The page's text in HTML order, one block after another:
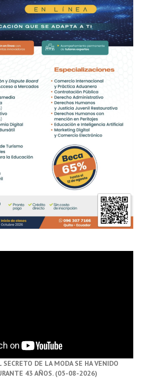
SECRETO DE LA MODA SE HA VENIDO
43 AÑOS. (05-08-2026)